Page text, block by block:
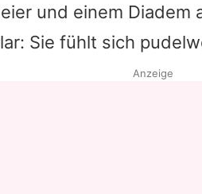
und einem Diadem
Sie fühlt sich
Anzeige